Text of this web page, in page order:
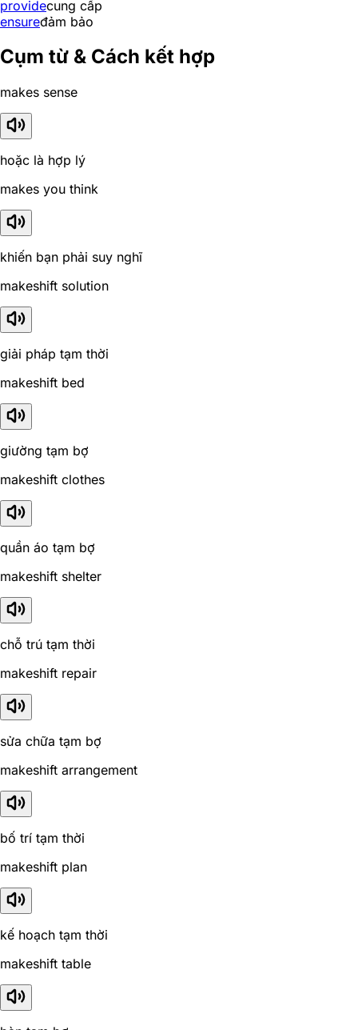
providecung cấp
ensuređảm bảo
Cụm từ & Cách kết hợp
makes sense
hoặc là hợp lý
makes you think
khiến bạn phải suy nghĩ
makeshift solution
giải pháp tạm thời
makeshift bed
giường tạm bợ
makeshift clothes
quần áo tạm bợ
makeshift shelter
chỗ trú tạm thời
makeshift repair
sửa chữa tạm bợ
makeshift arrangement
bố trí tạm thời
makeshift plan
kế hoạch tạm thời
makeshift table